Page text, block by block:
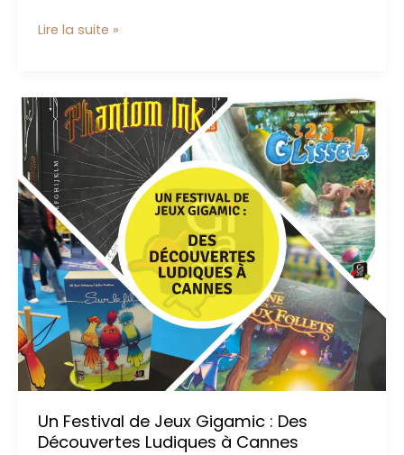
Top
mat
Dragon
Ball
super
:
jouez
avec
vos
héros
préférés
Lire la suite »
Un Festival de Jeux Gigamic : Des
Découvertes Ludiques à Cannes